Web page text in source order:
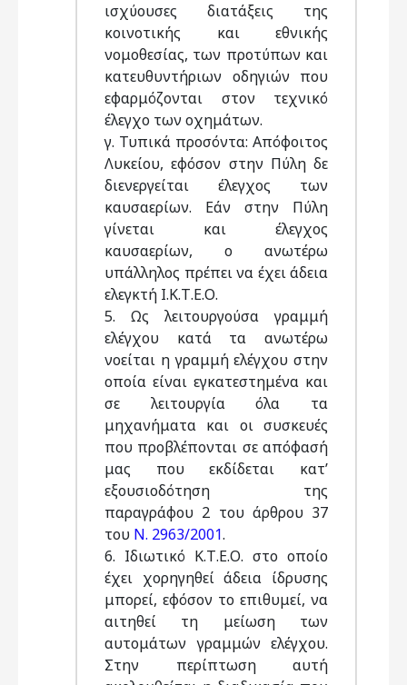
ισχύουσες διατάξεις της
κοινοτικής και εθνικής
νομοθεσίας, των προτύπων και
κατευθυντήριων οδηγιών που
εφαρμόζονται στον τεχνικό
έλεγχο των οχημάτων.
γ. Τυπικά προσόντα: Απόφοιτος
Λυκείου, εφόσον στην Πύλη δε
διενεργείται έλεγχος των
καυσαερίων. Εάν στην Πύλη
γίνεται και έλεγχος
καυσαερίων, ο ανωτέρω
υπάλληλος πρέπει να έχει άδεια
ελεγκτή Ι.Κ.Τ.Ε.Ο.
5. Ως λειτουργούσα γραμμή
ελέγχου κατά τα ανωτέρω
νοείται η γραμμή ελέγχου στην
οποία είναι εγκατεστημένα και
σε λειτουργία όλα τα
μηχανήματα και οι συσκευές
που προβλέπονται σε απόφασή
μας που εκδίδεται κατ’
εξουσιοδότηση της
παραγράφου 2 του άρθρου 37
του Ν. 2963/2001.
6. Ιδιωτικό Κ.Τ.Ε.Ο. στο οποίο
έχει χορηγηθεί άδεια ίδρυσης
μπορεί, εφόσον το επιθυμεί, να
αιτηθεί τη μείωση των
αυτομάτων γραμμών ελέγχου.
Στην περίπτωση αυτή